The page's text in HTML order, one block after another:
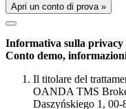
Apri un conto di prova »
Informativa sulla
Conto demo,
Il titolare del
OANDA TMS
Daszyńskiego 1,